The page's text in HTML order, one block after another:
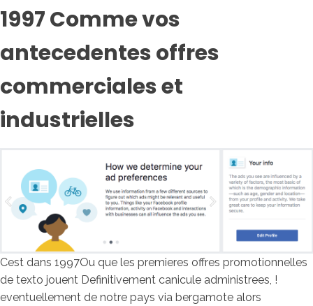
1997 Comme vos
antecedentes offres
commerciales et
industrielles
Cest dans 1997Ou que les premieres offres promotionnelles
de texto jouent Definitivement canicule administrees, !
eventuellement de notre pays via bergamote alors